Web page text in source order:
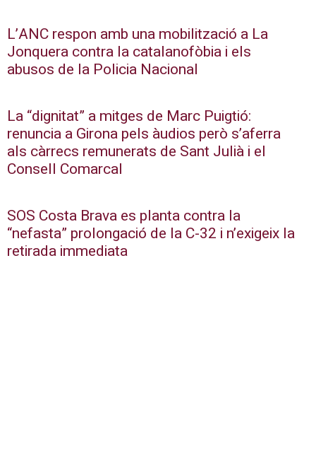
L’ANC respon amb una mobilització a La
Jonquera contra la catalanofòbia i els
abusos de la Policia Nacional
La “dignitat” a mitges de Marc Puigtió:
renuncia a Girona pels àudios però s’aferra
als càrrecs remunerats de Sant Julià i el
Consell Comarcal
SOS Costa Brava es planta contra la
“nefasta” prolongació de la C-32 i n’exigeix la
retirada immediata